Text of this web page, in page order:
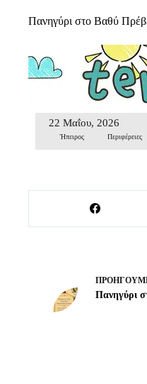
Πανηγύρι στο Βαθύ
22 Μαΐου, 2026
Ήπειρος Περιφέρειες
Πανηγύρι